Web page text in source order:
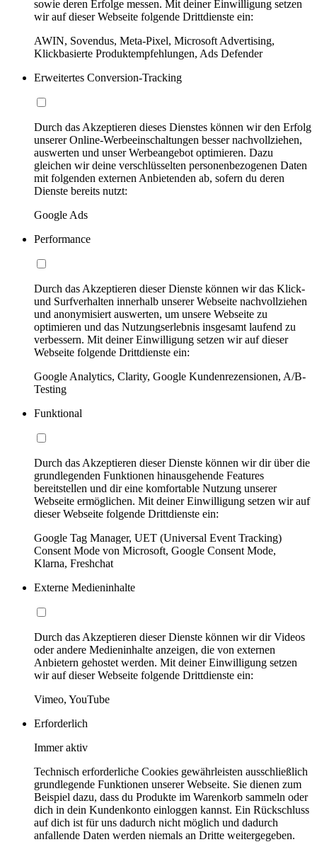
sowie deren Erfolge messen. Mit deiner Einwilligung setzen
wir auf dieser Webseite folgende Drittdienste ein:
AWIN, Sovendus, Meta-Pixel, Microsoft Advertising,
Klickbasierte Produktempfehlungen, Ads Defender
Erweitertes Conversion-Tracking
Durch das Akzeptieren dieses Dienstes können wir den Erfolg
unserer Online-Werbeeinschaltungen besser nachvollziehen,
auswerten und unser Werbeangebot optimieren. Dazu
gleichen wir deine verschlüsselten personenbezogenen Daten
mit folgenden externen Anbietenden ab, sofern du deren
Dienste bereits nutzt:
Google Ads
Performance
Durch das Akzeptieren dieser Dienste können wir das Klick-
und Surfverhalten innerhalb unserer Webseite nachvollziehen
und anonymisiert auswerten, um unsere Webseite zu
optimieren und das Nutzungserlebnis insgesamt laufend zu
verbessern. Mit deiner Einwilligung setzen wir auf dieser
Webseite folgende Drittdienste ein:
Google Analytics, Clarity, Google Kundenrezensionen, A/B-
Testing
Funktional
Durch das Akzeptieren dieser Dienste können wir dir über die
grundlegenden Funktionen hinausgehende Features
bereitstellen und dir eine komfortable Nutzung unserer
Webseite ermöglichen. Mit deiner Einwilligung setzen wir auf
dieser Webseite folgende Drittdienste ein:
Google Tag Manager, UET (Universal Event Tracking)
Consent Mode von Microsoft, Google Consent Mode,
Klarna, Freshchat
Externe Medieninhalte
Durch das Akzeptieren dieser Dienste können wir dir Videos
oder andere Medieninhalte anzeigen, die von externen
Anbietern gehostet werden. Mit deiner Einwilligung setzen
wir auf dieser Webseite folgende Drittdienste ein:
Vimeo, YouTube
Erforderlich
Immer aktiv
Technisch erforderliche Cookies gewährleisten ausschließlich
grundlegende Funktionen unserer Webseite. Sie dienen zum
Beispiel dazu, dass du Produkte im Warenkorb sammeln oder
dich in dein Kundenkonto einloggen kannst. Ein Rückschluss
auf dich ist für uns dadurch nicht möglich und dadurch
anfallende Daten werden niemals an Dritte weitergegeben.